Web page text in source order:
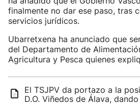
finalmente no dar ese paso, tras
servicios jurídicos.
Ubarretxena ha anunciado que
del Departamento de
Agricultura y Pesca quienes
El TSJPV da portazo a la
D.O. Viñedos de Álava,